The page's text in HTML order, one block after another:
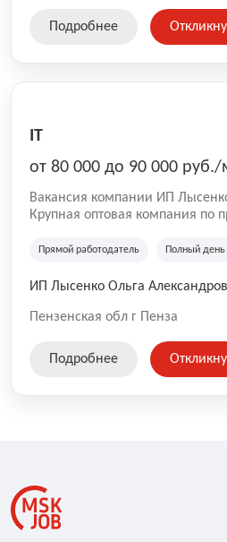
Подробнее
IT
от 80 000 до 90 000 руб./
Вакансия компании ИП
Крупная оптовая компания по
области в течении многих лет.
Прямой работодатель Полный день
ИП Лысенко Ольга
Пензенская обл г Пенза
Подробнее